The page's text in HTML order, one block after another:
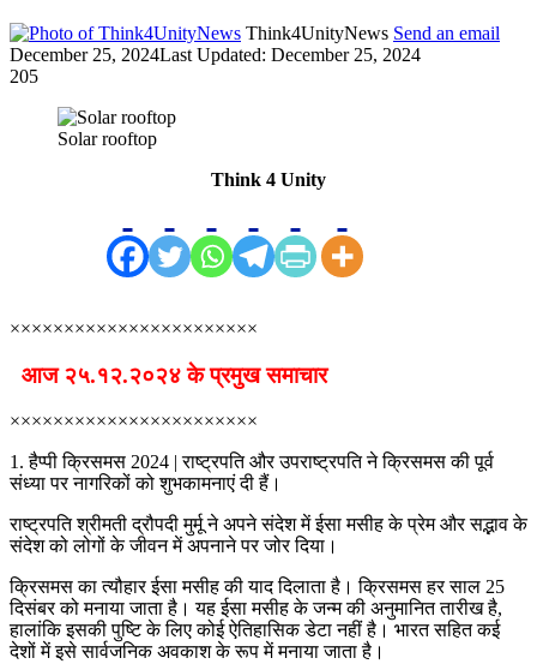
Think4UnityNews Send an email
December 25, 2024Last Updated: December 25, 2024
205
Solar rooftop
Think 4 Unity
×××××××××××××××××××××××
आज २५.१२.२०२४ के प्रमुख समाचार
×××××××××××××××××××××××
1. हैप्पी क्रिसमस 2024 | राष्ट्रपति और उपराष्ट्रपति ने क्रिसमस की पूर्व
संध्या पर नागरिकों को शुभकामनाएं दी हैं।
राष्ट्रपति श्रीमती द्रौपदी मुर्मू ने अपने संदेश में ईसा मसीह के प्रेम और सद्भाव के
संदेश को लोगों के जीवन में अपनाने पर जोर दिया।
क्रिसमस का त्यौहार ईसा मसीह की याद दिलाता है। क्रिसमस हर साल 25
दिसंबर को मनाया जाता है। यह ईसा मसीह के जन्म की अनुमानित तारीख है,
हालांकि इसकी पुष्टि के लिए कोई ऐतिहासिक डेटा नहीं है। भारत सहित कई
देशों में इसे सार्वजनिक अवकाश के रूप में मनाया जाता है।